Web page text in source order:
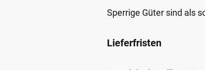
Sperrige Güter sind als
Lieferfristen